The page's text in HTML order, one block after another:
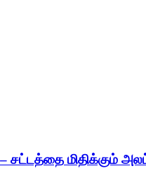
சட்டத்தை மிதிக்கும்